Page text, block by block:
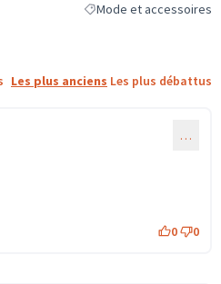
Filtrer les résultats de la
Mode et accessoires
Les plus anciens Les plus débattus
…
0 0